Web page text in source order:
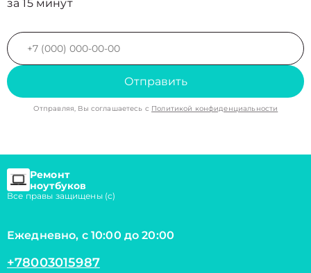
за 15 минут
Отправить
Отправляя, Вы соглашаетесь с Политикой конфиденциальности
Ремонт
ноутбуков
Все правы защищены (с)
Ежедневно, с 10:00 до 20:00
+78003015987